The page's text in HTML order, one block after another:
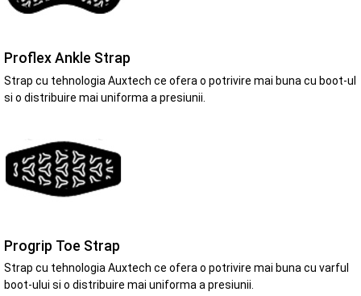
Proflex Ankle Strap
Strap cu tehnologia Auxtech ce ofera o potrivire mai buna cu boot-ul
si o distribuire mai uniforma a presiunii.
Progrip Toe Strap
Strap cu tehnologia Auxtech ce ofera o potrivire mai buna cu varful
boot-ului si o distribuire mai uniforma a presiunii.